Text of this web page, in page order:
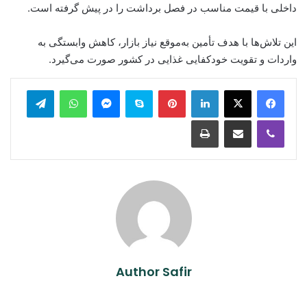
داخلی با قیمت مناسب در فصل برداشت را در پیش گرفته است.
این تلاش‌ها با هدف تأمین به‌موقع نیاز بازار، کاهش وابستگی به
واردات و تقویت خودکفایی غذایی در کشور صورت می‌گیرد.
LinkedIn
Pinterest
Skype
Messenger
WhatsApp
Viber
Share via Email
Print
Author Safir